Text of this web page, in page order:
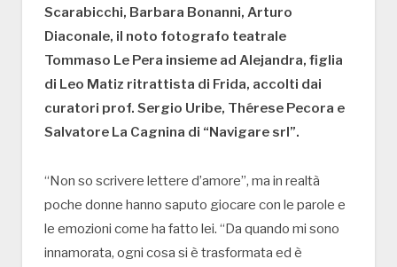
Scarabicchi, Barbara Bonanni, Arturo
Diaconale, il noto fotografo teatrale
Tommaso Le Pera insieme ad Alejandra, figlia
di Leo Matiz ritrattista di Frida, accolti dai
curatori prof. Sergio Uribe, Thérese Pecora e
Salvatore La Cagnina di “Navigare srl”.
“Non so scrivere lettere d’amore”, ma in realtà
poche donne hanno saputo giocare con le parole e
le emozioni come ha fatto lei. “Da quando mi sono
innamorata, ogni cosa si è trasformata ed è